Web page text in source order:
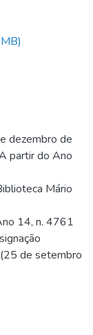
dezembro de
partir do Ano
Mário
14, n. 4761
de setembro